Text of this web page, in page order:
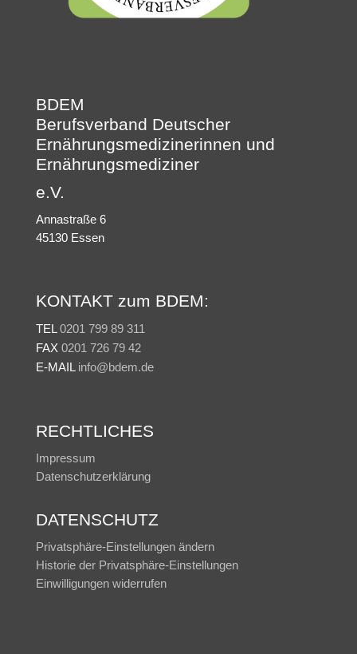
BDEM
Berufsverband Deutscher
Ernährungsmedizinerinnen und
Ernährungsmediziner
e.V.
Annastraße 6
45130 Essen
KONTAKT zum BDEM:
TEL 0201 799 89 311
FAX 0201 726 79 42
E-MAIL info@bdem.de
RECHTLICHES
Impressum
Datenschutzerklärung
DATENSCHUTZ
Privatsphäre-Einstellungen ändern
Historie der Privatsphäre-Einstellungen
Einwilligungen widerrufen